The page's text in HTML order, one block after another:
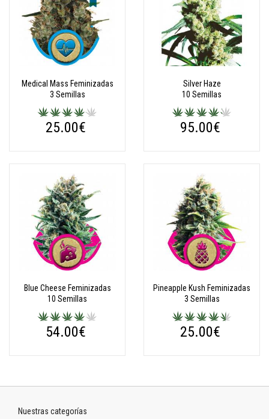
Medical Mass Feminizadas
3 Semillas
25.00€
Silver Haze
10 Semillas
95.00€
Blue Cheese Feminizadas
10 Semillas
54.00€
Pineapple Kush Feminizadas
3 Semillas
25.00€
Nuestras categorías